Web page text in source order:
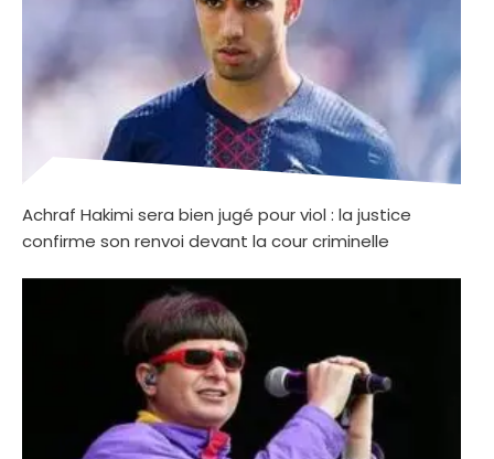
Achraf Hakimi sera bien jugé pour viol : la justice
confirme son renvoi devant la cour criminelle